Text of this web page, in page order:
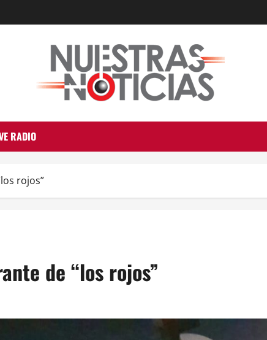
RADIO
rojos”
de “los rojos”